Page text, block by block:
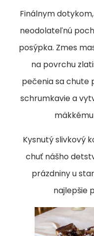
Finálnym
neodolateľnú
posýpka. Zmes
na povrchu
pečenia sa chute
schrumkavie a
Kysnutý slivkový
chuť nášho
prázdniny u
najlepšie